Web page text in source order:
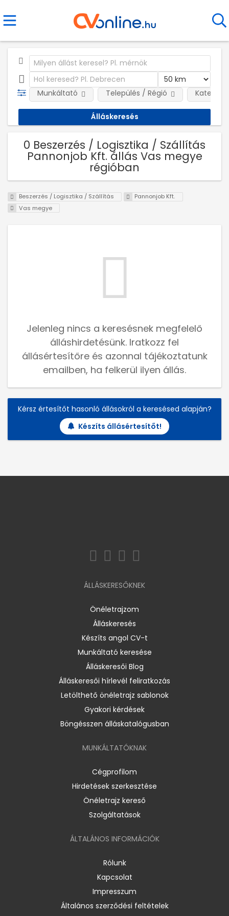
Munkáltató Település / Régió
0 Beszerzés / Logisztika / Szállítás
Pannonjob Kft. állás Vas megye
régióban
Beszerzés / Logisztika / Szállítás
Pannonjob Kft.
Vas megye
Jelenleg nincs a keresésnek megfelelő
álláshirdetésünk. Iratkozz fel
állásértesítőre és azonnal tájékoztatunk
emailben, ha felkerül ilyen állás.
Kérsz értesítőt hasonló állásokról a keresésed alapján?
Készíts állásértesítőt!
ÁLLÁSKERESŐKNEK
Önéletrajzom
Álláskeresés
Készíts angol CV-t
Munkáltató keresése
Álláskeresői Blog
Álláskeresői hírlevél feliratkozás
Letölthető önéletrajz sablonok
Gyakori kérdések
Böngésszen álláskatalógusban
MUNKÁLTATÓKNAK
Cégprofilom
Hirdetések szerkesztése
Önéletrajz kereső
Szolgáltatások
ÁLTALÁNOS INFORMÁCIÓK
Rólunk
Kapcsolat
Impresszum
Általános szerződési feltételek